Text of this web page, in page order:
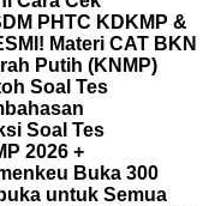
PHTC KDKMP &
Materi CAT BKN
Putih (KNMP)
Soal Tes
Soal Tes
2026 +
Buka 300
untuk Semua